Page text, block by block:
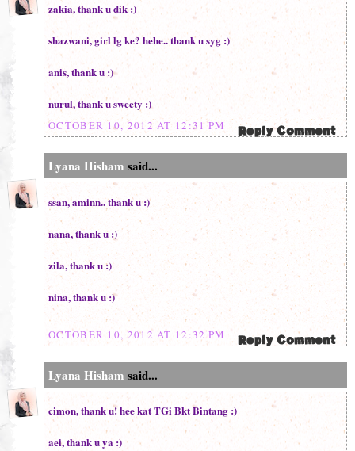
zakia, thank u dik :)
shazwani, girl lg ke? hehe.. thank u syg :)
anis, thank u :)
nurul, thank u sweety :)
OCTOBER 10, 2012 AT 12:31 PM
Lyana Hisham said...
ssan, aminn.. thank u :)
nana, thank u :)
zila, thank u :)
nina, thank u :)
OCTOBER 10, 2012 AT 12:32 PM
Lyana Hisham said...
cimon, thank u! hee kat TGi Bkt Bintang :)
aei, thank u ya :)